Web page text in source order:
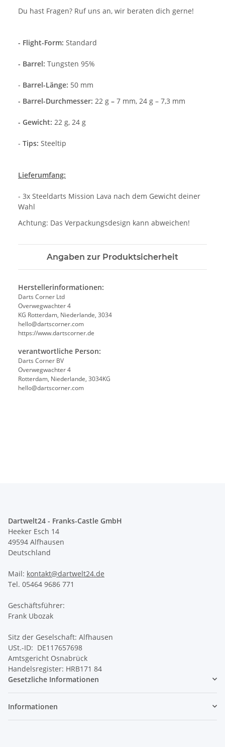
Du hast Fragen? Ruf uns an, wir beraten dich gerne!
- Flight-Form: Standard
- Barrel: Tungsten 95%
- Barrel-Länge: 50 mm
- Barrel-Durchmesser: 22 g – 7 mm, 24 g – 7,3 mm
- Gewicht: 22 g, 24 g
- Tips: Steeltip
Lieferumfang:
- 3x Steeldarts Mission Lava nach dem Gewicht deiner
Wahl
Achtung: Das Verpackungsdesign kann abweichen!
Angaben zur Produktsicherheit
Herstellerinformationen:
Darts Corner Ltd
Overwegwachter 4
KG Rotterdam, Niederlande, 3034
hello@dartscorner.com
https://www.dartscorner.de
verantwortliche Person:
Darts Corner BV
Overwegwachter 4
Rotterdam, Niederlande, 3034KG
hello@dartscorner.com
Dartwelt24 - Franks-Castle GmbH
Heeker Esch 14
49594 Alfhausen
Deutschland
Mail: kontakt@dartwelt24.de
Tel. 05464 9686 771
Geschäftsführer:
Frank Ubozak
Sitz der Geselschaft: Alfhausen
USt.-ID: DE117657698
Amtsgericht Osnabrück
Handelsregister: HRB171 84
Gesetzliche Informationen
Informationen